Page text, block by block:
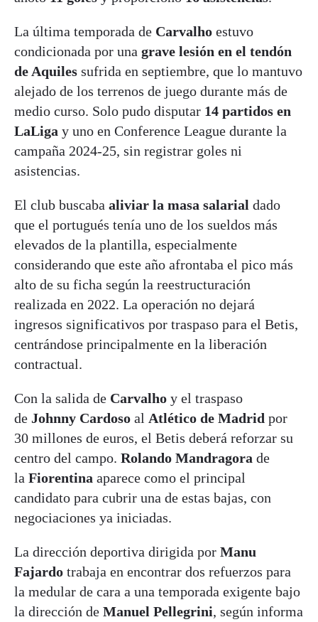
La última temporada de Carvalho estuvo
condicionada por una grave lesión en el tendón
de Aquiles sufrida en septiembre, que lo mantuvo
alejado de los terrenos de juego durante más de
medio curso. Solo pudo disputar 14 partidos en
LaLiga y uno en Conference League durante la
campaña 2024-25, sin registrar goles ni
asistencias.
El club buscaba aliviar la masa salarial dado
que el portugués tenía uno de los sueldos más
elevados de la plantilla, especialmente
considerando que este año afrontaba el pico más
alto de su ficha según la reestructuración
realizada en 2022. La operación no dejará
ingresos significativos por traspaso para el Betis,
centrándose principalmente en la liberación
contractual.
Con la salida de Carvalho y el traspaso
de Johnny Cardoso al Atlético de Madrid por
30 millones de euros, el Betis deberá reforzar su
centro del campo. Rolando Mandragora de
la Fiorentina aparece como el principal
candidato para cubrir una de estas bajas, con
negociaciones ya iniciadas.
La dirección deportiva dirigida por Manu
Fajardo trabaja en encontrar dos refuerzos para
la medular de cara a una temporada exigente bajo
la dirección de Manuel Pellegrini, según informa